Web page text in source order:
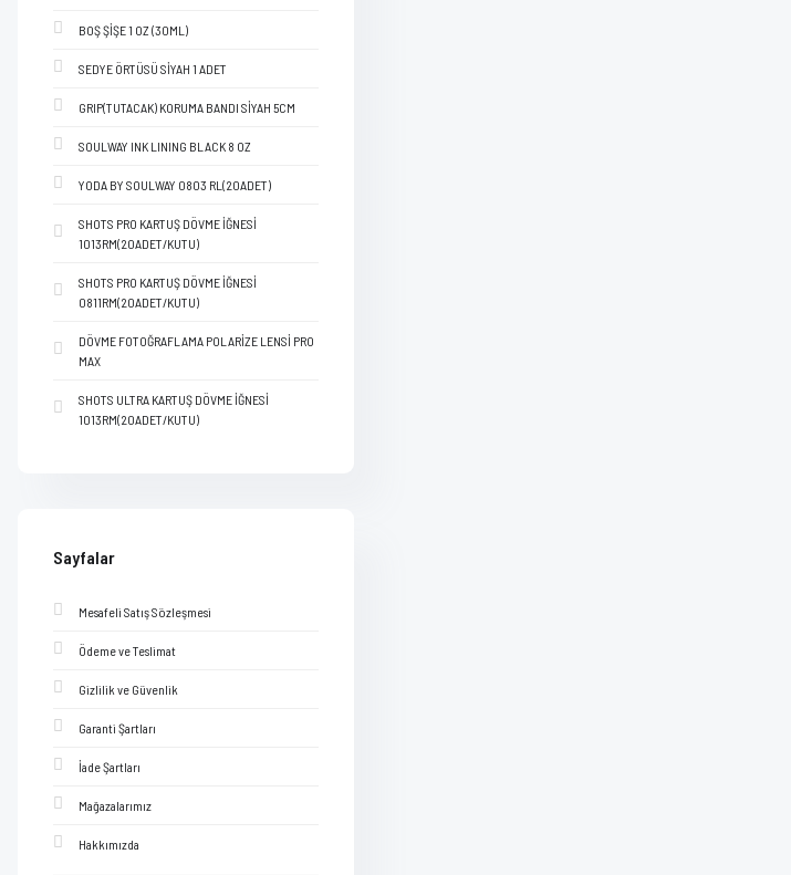
BOŞ ŞİŞE 1 OZ (30ML)
SEDYE ÖRTÜSÜ SİYAH 1 ADET
GRIP(TUTACAK) KORUMA BANDI SİYAH 5CM
SOULWAY INK LINING BLACK 8 OZ
YODA BY SOULWAY 0803 RL(20ADET)
SHOTS PRO KARTUŞ DÖVME İĞNESİ
1013RM(20ADET/KUTU)
SHOTS PRO KARTUŞ DÖVME İĞNESİ
0811RM(20ADET/KUTU)
DÖVME FOTOĞRAFLAMA POLARİZE LENSİ PRO
MAX
SHOTS ULTRA KARTUŞ DÖVME İĞNESİ
1013RM(20ADET/KUTU)
Sayfalar
Mesafeli Satış Sözleşmesi
Ödeme ve Teslimat
Gizlilik ve Güvenlik
Garanti Şartları
İade Şartları
Mağazalarımız
Hakkımızda